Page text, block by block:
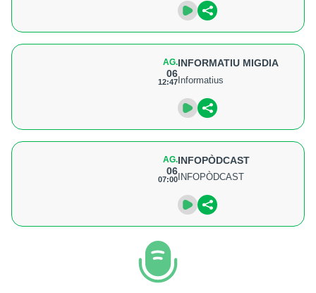
AG.
06
12:47
INFORMATIU MIGDIA
Informatius
AG.
06
07:00
INFOPÒDCAST
INFOPÒDCAST